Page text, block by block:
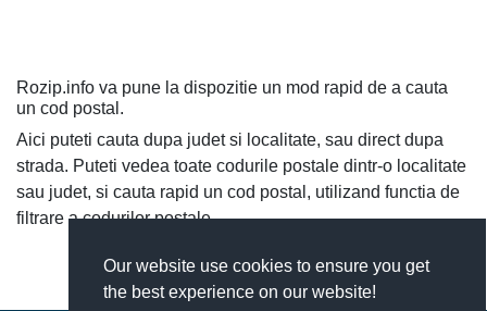
Our website use cookies to ensure you get
the best experience on our website!
Rozip.info va pune la dispozitie un mod rapid de a cauta
un cod postal.
Aici puteti cauta dupa judet si localitate, sau direct dupa
strada. Puteti vedea toate codurile postale dintr-o localitate
sau judet, si cauta rapid un cod postal, utilizand functia de
filtrare a codurilor postale.